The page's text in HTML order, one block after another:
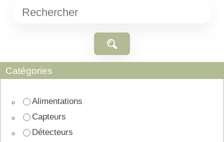
Catégories
Alimentations
Capteurs
Détecteurs